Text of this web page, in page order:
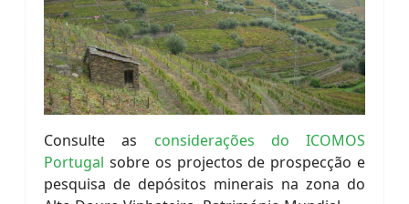
Consulte as considerações do ICOMOS
Portugal sobre os projectos de prospecção e
pesquisa de depósitos minerais na zona do